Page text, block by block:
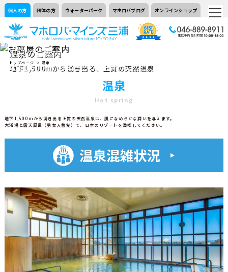
個人の方 団体の方 ウォーターパーク マホロバブログ オンラインショップ
温泉のご案内
地下1,500mから湧き出る、上質の天然温泉
トップページ ＞ 温泉
温泉
Hot spring
地下1,500mから湧き出る上質の天然温泉は、肌になめらかな潤いを与えます。
大浴場と露天風呂（男女入替制）で、日本のリゾートを満喫してください。